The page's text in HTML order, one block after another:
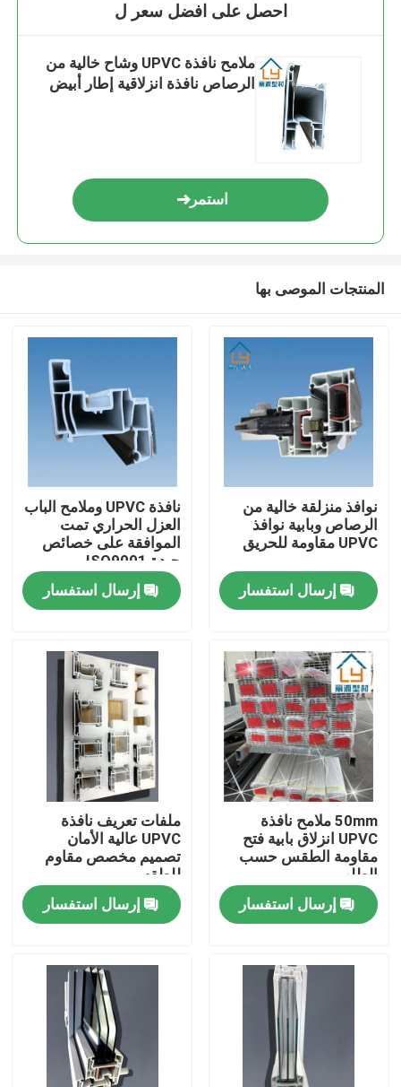
أشرطة فيديو
معلومات عنا
جولة في المعمل
رقابة جودة
اتصل بنا
اطلب اقتباس
ملامح الباب UPVC
ملامح نافذة UPVC
احصل على افضل سعر ل
ملامح نافذة UPVC وشاح خالية من
الرصاص نافذة انزلاقية إطار أبيض
استمر
المنتجات الموصى بها
نوافذ منزلقة خالية من
الرصاص وبابية نوافذ
UPVC مقاومة للحريق
إرسال استفسار
نافذة UPVC وملامح الباب
العزل الحراري تمت
الموافقة على خصائص
جيدة ISO9001
إرسال استفسار
50mm ملامح نافذة
UPVC انزلاق بابية فتح
مقاومة الطقس حسب
الطلب
إرسال استفسار
ملفات تعريف نافذة
UPVC عالية الأمان
تصميم مخصص مقاوم
للطقس
إرسال استفسار